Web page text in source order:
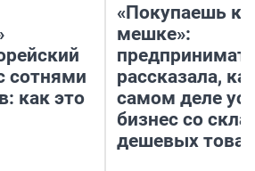
сотнями
как это
«Покупаешь
мешке»:
рассказала,
самом деле
бизнес со
дешевых